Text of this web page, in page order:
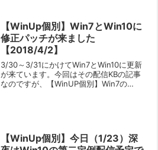
【WinUp個別】Win7とWin10に
修正パッチが来ました
【2018/4/2】
3/30～3/31にかけてWin7とWin10に更新
が来ています。今回はその配信KBの記事
なのですが、【WinUP個別】Win7の
【WinUp個別】今日（1/23）深